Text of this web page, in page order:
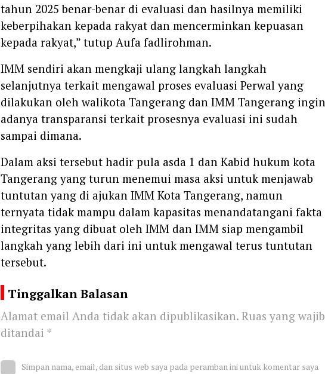
tahun 2025 benar-benar di evaluasi dan hasilnya memiliki
keberpihakan kepada rakyat dan mencerminkan kepuasan
kepada rakyat,” tutup Aufa fadlirohman.
IMM sendiri akan mengkaji ulang langkah langkah
selanjutnya terkait mengawal proses evaluasi Perwal yang
dilakukan oleh walikota Tangerang dan IMM Tangerang ingin
adanya transparansi terkait prosesnya evaluasi ini sudah
sampai dimana.
Dalam aksi tersebut hadir pula asda 1 dan Kabid hukum kota
Tangerang yang turun menemui masa aksi untuk menjawab
tuntutan yang di ajukan IMM Kota Tangerang, namun
ternyata tidak mampu dalam kapasitas menandatangani fakta
integritas yang dibuat oleh IMM dan IMM siap mengambil
langkah yang lebih dari ini untuk mengawal terus tuntutan
tersebut.
Tinggalkan Balasan
Alamat email Anda tidak akan dipublikasikan. Ruas yang wajib
ditandai *
Simpan nama, email, dan situs web saya pada peramban ini untuk komentar saya